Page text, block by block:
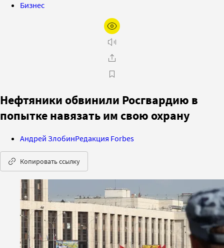
Бизнес
Нефтяники обвинили Росгвардию в
попытке навязать им свою охрану
Андрей ЗлобинРедакция Forbes
Копировать ссылку